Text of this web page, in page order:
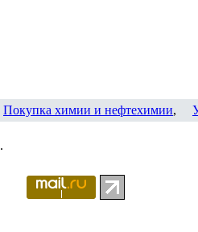
Покупка химии и нефтехимии,
.